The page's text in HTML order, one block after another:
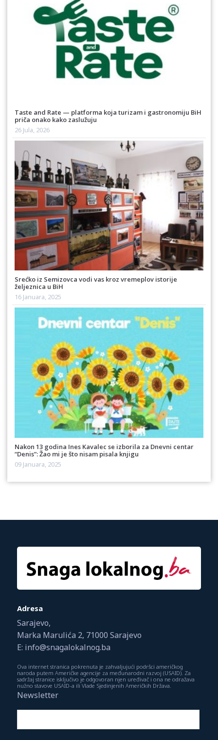
Taste and Rate — platforma koja turizam i gastronomiju BiH
priča onako kako zaslužuju
26 Jula, 2026
Srećko iz Semizovca vodi vas kroz vremeplov istorije
željeznica u BiH
16 Januara, 2025
Nakon 13 godina Ines Kavalec se izborila za Dnevni centar
“Denis”: Žao mi je što nisam pisala knjigu
09 Januara, 2025
Adresa
Sarajevo,
Marka Marulića 2, 71000 Sarajevo
E: info@snagalokalnog.ba
Ova internet stranica pokrenuta je zahvaljujući podršci američkog
naroda putem Američke agencije za međunarodni razvoj (USAID). Za
sadržaj stranice isključivo je odgovoran njen uređivač i ona ne odražava
nužno stavove USAID-a ili Vlade Sjedinjenih Američkih Država.
Newsletter